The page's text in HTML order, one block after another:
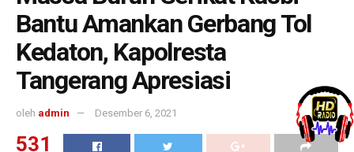
Bantu Amankan Gerbang Tol
Kedaton, Kapolresta
Tangerang Apresiasi
oleh admin Desember 6, 2021
531